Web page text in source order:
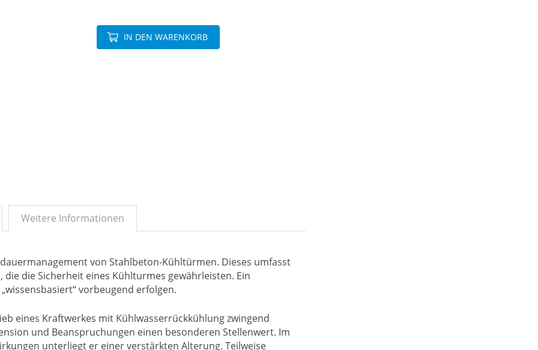
IN DEN WARENKORB
Weitere Informationen
von Stahlbeton-Kühltürmen. Dieses umfasst
die Sicherheit eines Kühlturmes gewährleisten. Ein
vorbeugend erfolgen.
eines Kraftwerkes mit Kühlwasserrückkühlung zwingend
und Beanspruchungen einen besonderen Stellenwert. Im
unterliegt er einer verstärkten Alterung. Teilweise